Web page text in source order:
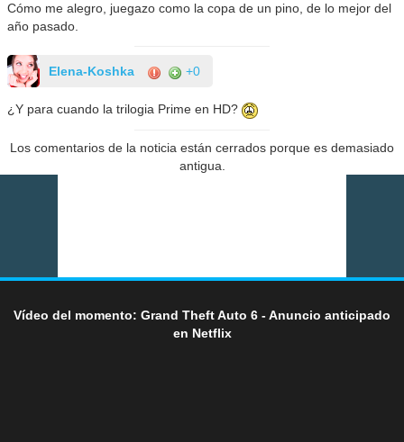
Cómo me alegro, juegazo como la copa de un pino, de lo mejor del
año pasado.
Elena-Koshka +0
¿Y para cuando la trilogia Prime en HD?
Los comentarios de la noticia están cerrados porque es demasiado
antigua.
Vídeo del momento: Grand Theft Auto 6 - Anuncio anticipado
en Netflix